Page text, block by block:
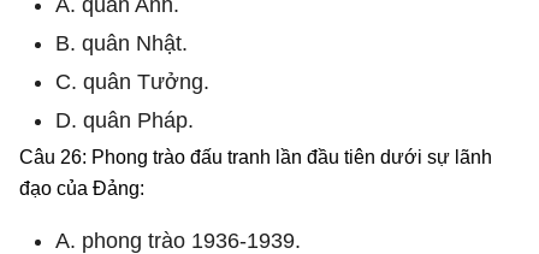
B. quân Nhật.
C. quân Tưởng.
D. quân Pháp.
Câu 26: Phong trào đấu tranh lần đầu tiên dưới sự lãnh
đạo của Đảng:
A. phong trào 1936-1939.